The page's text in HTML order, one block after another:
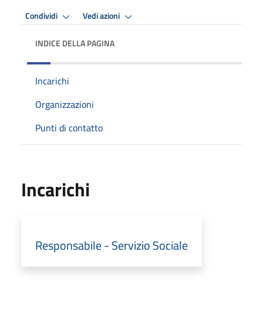
Condividi Vedi azioni
INDICE DELLA PAGINA
Incarichi
Organizzazioni
Punti di contatto
Incarichi
Responsabile - Servizio Sociale